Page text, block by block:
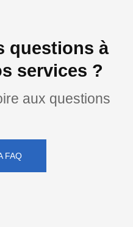
questions à
services ?
aux questions
FAQ